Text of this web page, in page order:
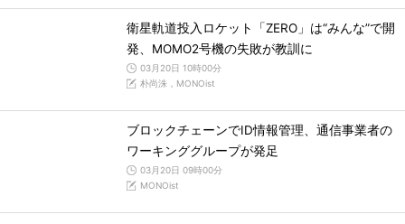
衛星軌道投入ロケット「ZERO」は“みんな”で開
発、MOMO2号機の失敗が教訓に
03月20日 10時00分
朴尚洙，MONOist
ブロックチェーンでID情報管理、通信事業者の
ワーキンググループが発足
03月20日 09時00分
MONOist